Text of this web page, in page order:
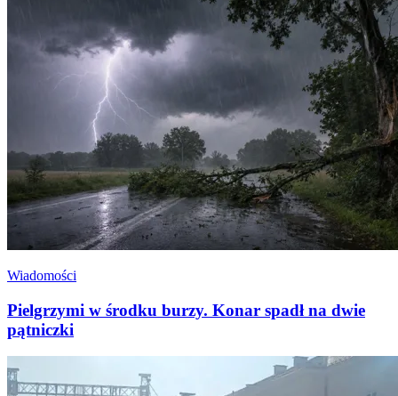
Wiadomości
Pielgrzymi w środku burzy. Konar spadł na dwie
pątniczki